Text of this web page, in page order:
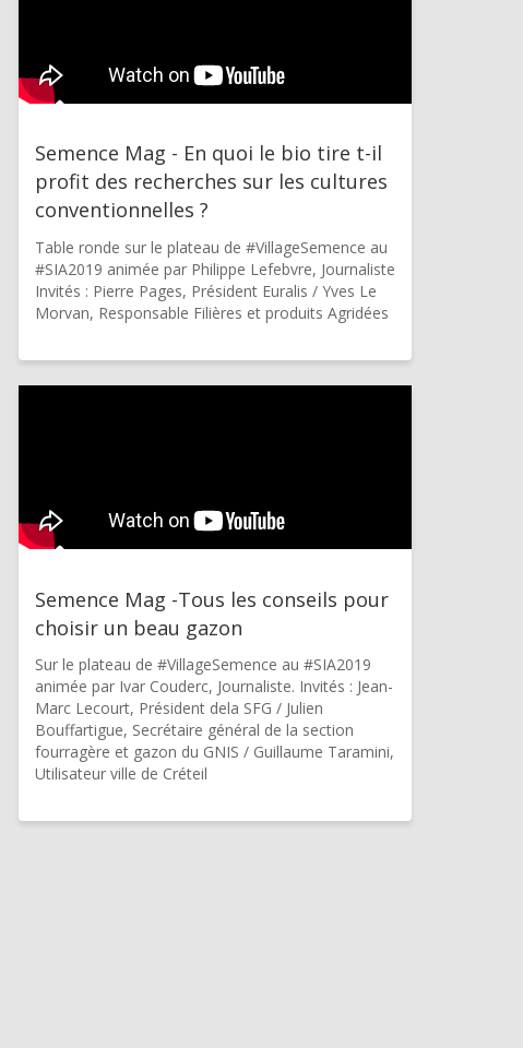
Semence Mag - En quoi le bio tire t-il
profit des recherches sur les cultures
conventionnelles ?
Table ronde sur le plateau de #VillageSemence au
#SIA2019 animée par Philippe Lefebvre, Journaliste
Invités : Pierre Pages, Président Euralis / Yves Le
Morvan, Responsable Filières et produits Agridées
Semence Mag -Tous les conseils pour
choisir un beau gazon
Sur le plateau de #VillageSemence au #SIA2019
animée par Ivar Couderc, Journaliste. Invités : Jean-
Marc Lecourt, Président dela SFG / Julien
Bouffartigue, Secrétaire général de la section
fourragère et gazon du GNIS / Guillaume Taramini,
Utilisateur ville de Créteil